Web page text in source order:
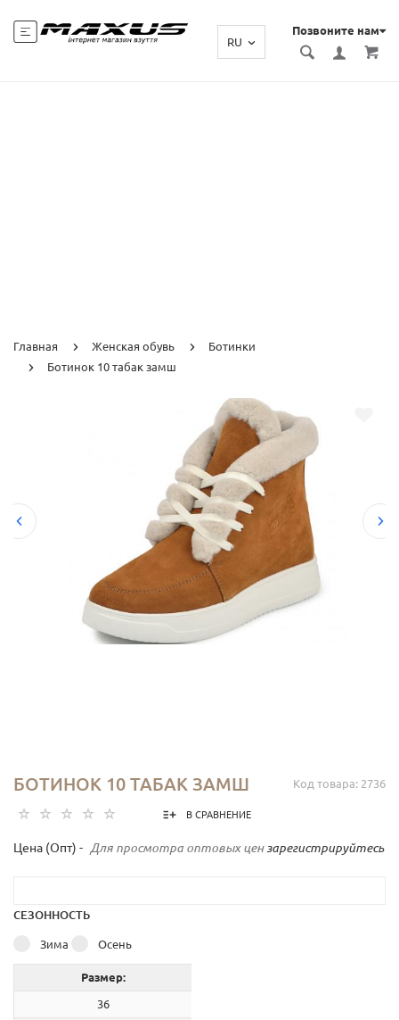
Позвоните нам
RU
Главная Женская обувь
Ботинки
Ботинок 10 табак замш
Код товара: 2736
БОТИНОК 10 ТАБАК ЗАМШ
В СРАВНЕНИЕ
Цена (Опт) - Для просмотра оптовых цен зарегистрируйтесь
СЕЗОННОСТЬ
Зима Осень
Размер:
36